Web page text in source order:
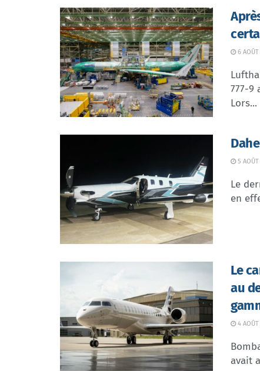
6 AOÛT
777-9
Lors...
5 AOÛT
Le
en
Le
au
4 AOÛT
avait